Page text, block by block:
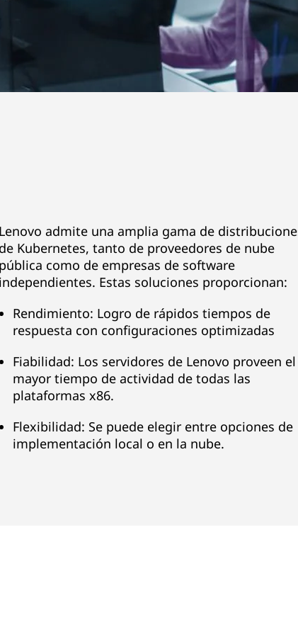
Lenovo admite una amplia gama de
de Kubernetes, tanto de proveedores de nube
pública como de empresas de software
independientes. Estas soluciones proporcionan:
Rendimiento: Logro de rápidos tiempos de
respuesta con configuraciones optimizadas
Fiabilidad: Los servidores de Lenovo proveen el
mayor tiempo de actividad de todas las
plataformas x86.
Flexibilidad: Se puede elegir entre opciones de
implementación local o en la nube.